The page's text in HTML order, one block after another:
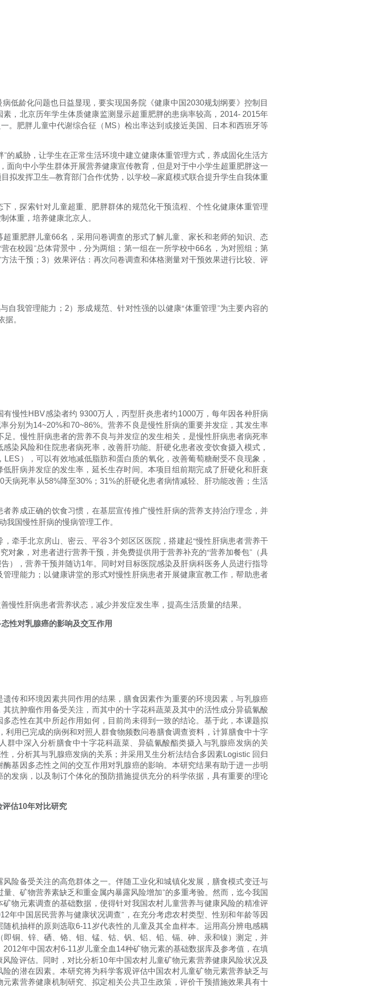
低龄化问题也日益显现，要实现国务院《健康中国2030规划纲要》控制目
，北京历年学生体质健康监测显示超重肥胖的患病率较高， 2014- 2015年
。肥胖儿童中代谢综合征（ MS）检出率达到或接近美国、日本和西班牙等
的威胁，让学生在正常生活环境中建立健康体重管理方式，养成固化生活方
面向中小学生群体开展营养健康宣传教育，但是对于中小学生超重肥胖这一
拟发挥卫生—教育部门合作优势，以学校—家庭模式联合提升学生自我体重
，探索针对儿童超重、肥胖群体的规范化干预流程、个性化健康体重管理
体重，培养健康北京人。
超重肥胖儿童66名，采用问卷调查的形式了解儿童、家长和老师的知识、态
营在校园”总体背景中，分为两组；第一组在一所学校中66名，为对照组；第
法干预； 3）效果评估：再次问卷调查和体格测量对干预效果进行比较、评
自我管理能力； 2）形成规范、针对性强的以健康“体重管理”为主要内容的
。
有慢性HBV感染者约 9300万人，丙型肝炎患者约1000万，每年因各种肝病
分别为14~20%和70~86%。营养不良是慢性肝病的重要并发症，其发生率
足。慢性肝病患者的营养不良与并发症的发生相关，是慢性肝病患者病死率
染风险和住院患者病死率，改善肝功能。肝硬化患者改变饮食摄入模式，
， LES ），可以有效地减低脂肪和蛋白质的氧化，改善葡萄糖耐受不良现象，
肝病并发症的发生率，延长生存时间。本项目组前期完成了肝硬化和肝衰
天病死率从58%降至30% ；31%的肝硬化患者病情减轻、肝功能改善；生活
养成正确的饮食习惯，在基层宣传推广慢性肝病的营养支持治疗理念，并
我国慢性肝病的慢病管理工作。
牵手北京房山、密云、平谷3个郊区区医院，搭建起“慢性肝病患者营养干
对象，对患者进行营养干预，并免费提供用于营养补充的“营养加餐包”（具
），营养干预并随访1年。同时对目标医院感染及肝病科医务人员进行指导
理能力；以健康讲堂的形式对慢性肝病患者开展健康宣教工作，帮助患者
慢性肝病患者营养状态，减少并发症发生率，提高生活质量的结果。
性对乳腺癌的影响及交互作用
传和环境因素共同作用的结果，膳食因素作为重要的环境因素，与乳腺癌
抗肿瘤作用备受关注，而其中的十字花科蔬菜及其中的活性成分异硫氰酸
态性在其中所起作用如何，目前尚未得到一致的结论。基于此，本课题拟
利用已完成的病例和对照人群食物频数问卷膳食调查资料，计算膳食中十字
群中深入分析膳食中十字花科蔬菜、异硫氰酸酯类摄入与乳腺癌发病的关
，分析其与乳腺癌发病的关系；并采用叉生分析法结合多因素Logistic 回归
基因多态性之间的交互作用对乳腺癌的影响。本研究结果有助于进一步明
发病，以及制订个体化的预防措施提供充分的科学依据，具有重要的理论
评估10年对比研究
险备受关注的高危群体之一。伴随工业化和城镇化发展，膳食模式变迁与
、矿物营养素缺乏和重金属内暴露风险增加”的多重考验。然而，迄今我国
物元素调查的基础数据，使得针对我国农村儿童营养与健康风险的精准评
年中国居民营养与健康状况调查”，在充分考虑农村类型、性别和年龄等因
随机抽样的原则选取6-11岁代表性的儿童及其全血样本。运用高分辨电感耦
即铜、锌、硒、铬、钼、锰、钴、钒、铝、铅、镉、砷、汞和镍）测定，并
2012年中国农村6-11岁儿童全血14种矿物元素的基础数据库及参考值，在填
风险评估。同时，对比分析10年中国农村儿童矿物元素营养健康风险状况及
的潜在因素。本研究将为科学客观评估中国农村儿童矿物元素营养缺乏与
素营养健康机制研究、拟定相关公共卫生政策，评价干预措施效果具有十